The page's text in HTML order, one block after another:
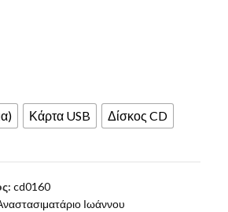
Κάρτα USB Δίσκος CD
cd0160
Ιωάννου